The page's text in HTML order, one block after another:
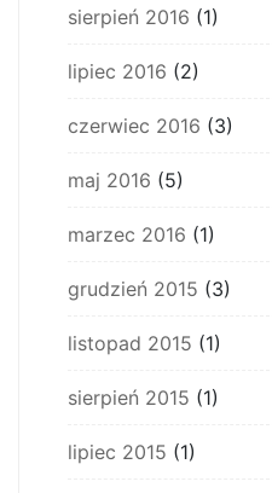
sierpień 2016 (1)
lipiec 2016 (2)
czerwiec 2016 (3)
maj 2016 (5)
marzec 2016 (1)
grudzień 2015 (3)
listopad 2015 (1)
sierpień 2015 (1)
lipiec 2015 (1)